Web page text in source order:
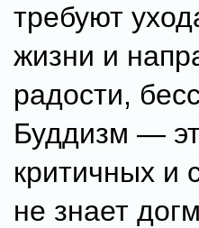
требуют
жизни и
радости,
Буддизм —
критичных и
не знает